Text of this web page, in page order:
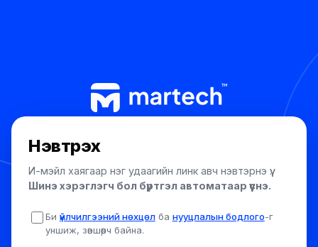
Нэвтрэх
И-мэйл хаягаар нэг удаагийн линк авч нэвтэрнэ үү.
Шинэ хэрэглэгч бол бүртгэл автоматаар үүснэ.
Би үйлчилгээний нөхцөл ба нууцлалын бодлого-г
уншиж, зөвшөөрч байна.